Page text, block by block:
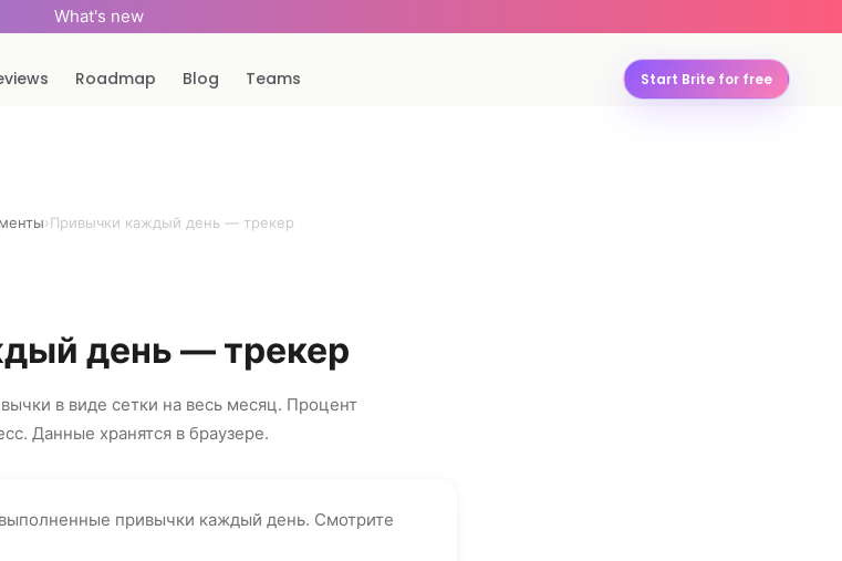
What's new
Roadmap Blog Teams Start Brite for free
›Привычки каждый день — трекер
день — трекер
в виде сетки на весь месяц. Процент
Данные хранятся в браузере.
привычки каждый день. Смотрите